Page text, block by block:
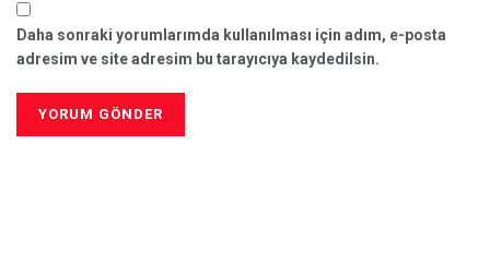
Daha sonraki yorumlarımda kullanılması için adım, e-posta
adresim ve site adresim bu tarayıcıya kaydedilsin.